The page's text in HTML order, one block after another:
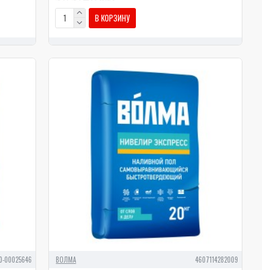
В КОРЗИНУ
00025646 ВОЛМА 4607114282009